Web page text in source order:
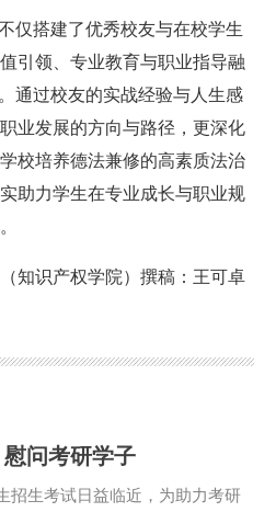
仅搭建了优秀校友与在校学生
引领、专业教育与职业指导融
通过校友的实战经验与人生感
业发展的方向与路径，更深化
学校培养德法兼修的高素质法治
助力学生在专业成长与职业规
知识产权学院） 撰稿：王可卓
问考研学子
招生考试日益临近，为助力考研